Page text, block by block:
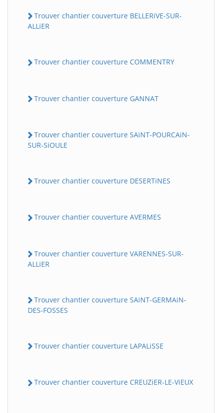
Trouver chantier couverture BELLERiVE-SUR-
ALLiER
Trouver chantier couverture COMMENTRY
Trouver chantier couverture GANNAT
Trouver chantier couverture SAiNT-POURCAiN-
SUR-SiOULE
Trouver chantier couverture DESERTiNES
Trouver chantier couverture AVERMES
Trouver chantier couverture VARENNES-SUR-
ALLiER
Trouver chantier couverture SAiNT-GERMAiN-
DES-FOSSES
Trouver chantier couverture LAPALiSSE
Trouver chantier couverture CREUZiER-LE-ViEUX